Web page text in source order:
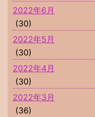
2022年6月
(30)
2022年5月
(30)
2022年4月
(30)
2022年3月
(36)